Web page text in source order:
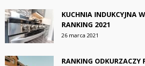
KUCHNIA INDUKCYJNA
RANKING 2021
26 marca 2021
RANKING ODKURZACZY